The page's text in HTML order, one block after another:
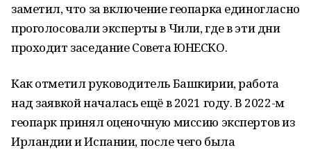
заметил, что за включение геопарка единогласно
проголосовали эксперты в Чили, где в эти дни
проходит заседание Совета ЮНЕСКО.
Как отметил руководитель Башкирии, работа
над заявкой началась ещё в 2021 году. В 2022-м
геопарк принял оценочную миссию экспертов из
Ирландии и Испании, после чего была